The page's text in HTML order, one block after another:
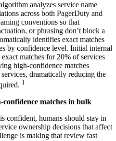
analyzes service name
across both PagerDuty and
conventions so that
or phrasing don’t block a
identifies exact matches
by confidence level. Initial internal
matches for 20% of services
high-confidence matches
dramatically reducing the
1
confidence matches in bulk
confident, humans should stay in
ownership decisions that affect
is making that review fast